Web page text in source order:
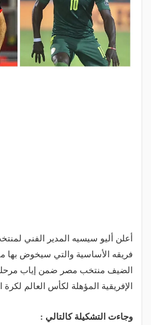
أعلن أليو سيسيه المدير الفني
فريقه الأساسية والتي سيخوض بها
الضيف منتخب مصر ضمن إياب
الإفريقية المؤهلة لكأس العالم لكرة
وجاءت التشكيلة كالتالي :